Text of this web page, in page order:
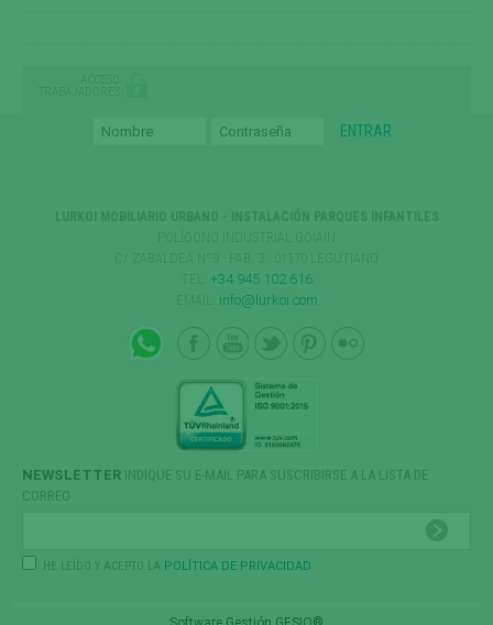
ACCESO
TRABAJADORES
+34 945 102 616
info@lurkoi.com
NEWSLETTER INDIQUE SU E-MAIL PARA SUSCRIBIRSE A LA LISTA DE
CORREO
HE LEÍDO Y ACEPTO LA POLÍTICA DE PRIVACIDAD